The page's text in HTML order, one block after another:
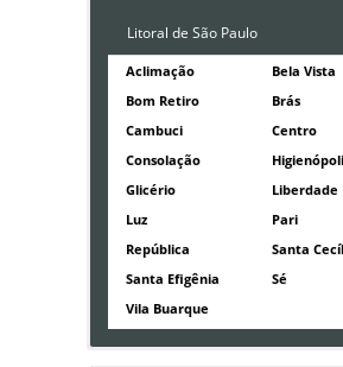
Litoral de São Paulo
Aclimação
Bela Vista
Bom Retiro
Brás
Cambuci
Centro
Consolação
Glicério
Liberdade
Luz
Pari
República
Santa
Santa Efigênia
Sé
Vila Buarque